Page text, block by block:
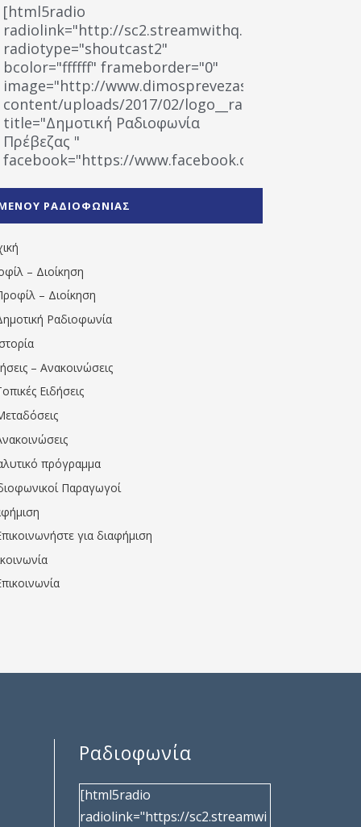
[html5radio
radiolink="http://sc2.streamwithq.com:8028/
radiotype="shoutcast2"
bcolor="ffffff" frameborder="0"
image="http://www.dimosprevezas.gr/wp-
content/uploads/2017/02/logo__radiofonias.jpg"
title="Δημοτική Ραδιοφωνία
Πρέβεζας "
facebook="https://www.facebook.com/
1531194763766854/" artist="" ]
ΡΑΔΙΟΦΩΝΙΑΣ
– Διοίκηση
– Διοίκηση
Ραδιοφωνία
– Ανακοινώσεις
Ειδήσεις
πρόγραμμα
Παραγωγοί
για διαφήμιση
Ραδιοφωνία
[html5radio
radiolink="https://sc2.streamwi